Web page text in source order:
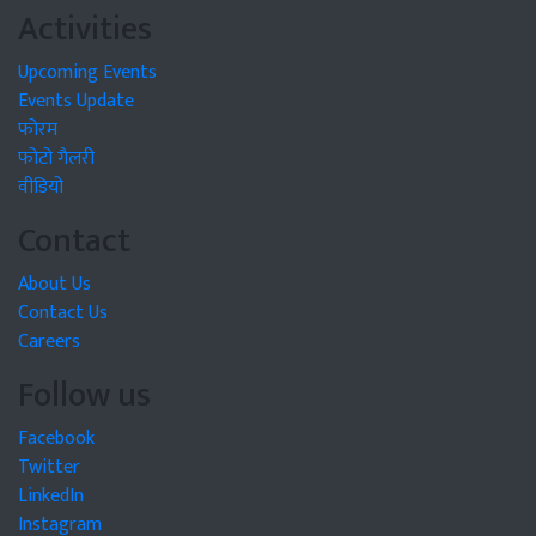
Activities
Upcoming Events
Events Update
फोरम
फोटो गैलरी
वीडियो
Contact
About Us
Contact Us
Careers
Follow us
Facebook
Twitter
LinkedIn
Instagram